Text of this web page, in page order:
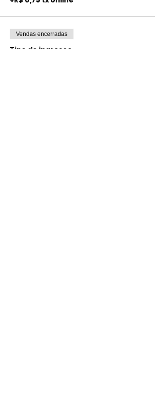
Vendas encerradas
Tipo de ingresso